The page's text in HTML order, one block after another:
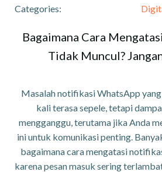
Categories:
Bagaimana Cara
Tidak Muncul?
Masalah notifikasi WhatsApp
kali terasa sepele, tetapi
mengganggu, terutama jika Anda
ini untuk komunikasi penting.
bagaimana cara mengatasi
karena pesan masuk sering